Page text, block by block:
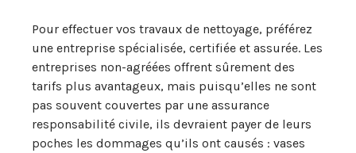
Pour effectuer vos travaux de nettoyage, préférez
une entreprise spécialisée, certifiée et assurée. Les
entreprises non-agréées offrent sûrement des
tarifs plus avantageux, mais puisqu’elles ne sont
pas souvent couvertes par une assurance
responsabilité civile, ils devraient payer de leurs
poches les dommages qu’ils ont causés : vases